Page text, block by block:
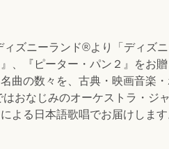
ズニーランド®️より「ディズ
、『ピーター・パン２』をお贈
曲の数々を、古典・映画音楽
おなじみのオーケストラ・ジ
よる日本語歌唱でお届けします